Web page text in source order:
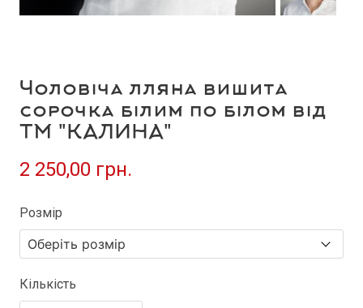
Чоловіча лляна вишита
сорочка білим по білом від
ТМ "КАЛИНА"
2 250,00 грн.
Розмір
Кількість